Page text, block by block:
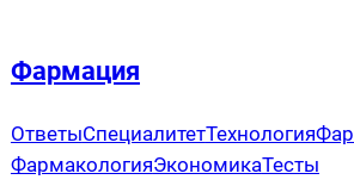
содержимому
Фармация
ОтветыСпециалитетТехнология
ФармакологияЭкономикаТесты